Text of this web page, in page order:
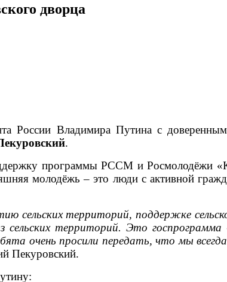
дворца
России Владимира Путина с
.
программы РССМ и Росмолодёжи
молодёжь – это люди с активной
сельских территорий, поддержке
территорий. Это госпрограмма
очень просили передать, что мы
Пекуровский.